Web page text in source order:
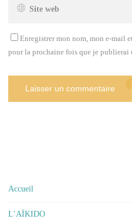
Enregistrer mon nom, mon e-mail
pour la prochaine fois que je publierai
Accueil
L’AÏKIDO